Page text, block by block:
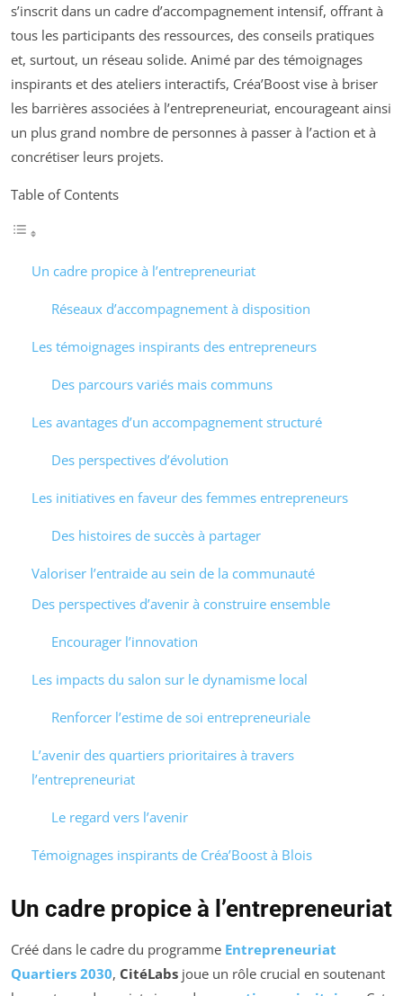
s’inscrit dans un cadre d’accompagnement intensif, offrant à
tous les participants des ressources, des conseils pratiques
et, surtout, un réseau solide. Animé par des témoignages
inspirants et des ateliers interactifs, Créa’Boost vise à briser
les barrières associées à l’entrepreneuriat, encourageant ainsi
un plus grand nombre de personnes à passer à l’action et à
concrétiser leurs projets.
Table of Contents
Un cadre propice à l’entrepreneuriat
Réseaux d’accompagnement à disposition
Les témoignages inspirants des entrepreneurs
Des parcours variés mais communs
Les avantages d’un accompagnement structuré
Des perspectives d’évolution
Les initiatives en faveur des femmes entrepreneurs
Des histoires de succès à partager
Valoriser l’entraide au sein de la communauté
Des perspectives d’avenir à construire ensemble
Encourager l’innovation
Les impacts du salon sur le dynamisme local
Renforcer l’estime de soi entrepreneuriale
L’avenir des quartiers prioritaires à travers
l’entrepreneuriat
Le regard vers l’avenir
Témoignages inspirants de Créa’Boost à Blois
Un cadre propice à l’entrepreneuriat
Créé dans le cadre du programme Entrepreneuriat
Quartiers 2030, CitéLabs joue un rôle crucial en soutenant